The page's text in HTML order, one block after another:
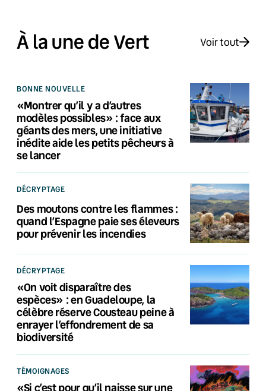
À la une de Vert Voir tout
BONNE NOUVELLE
«Montrer qu’il y a d’autres
modèles possibles» : face aux
géants des mers, une initiative
inédite aide les petits pêcheurs à
se lancer
DÉCRYPTAGE
Des moutons contre les flammes :
quand l’Espagne paie ses éleveurs
pour prévenir les incendies
DÉCRYPTAGE
«On voit disparaître des
espèces» : en Guadeloupe, la
célèbre réserve Cousteau peine à
enrayer l’effondrement de sa
biodiversité
TÉMOIGNAGES
«Si c’est pour qu’il naisse sur une